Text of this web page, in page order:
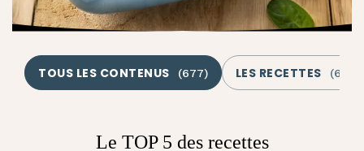
TOUS LES CONTENUS (677) LES RECETTES (629
Le TOP 5 des recettes